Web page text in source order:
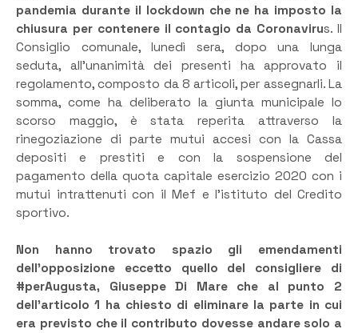
pandemia durante il lockdown che ne ha imposto la
chiusura per contenere il contagio da Coronavirus. Il
Consiglio comunale, lunedì sera, dopo una lunga
seduta, all’unanimità dei presenti ha approvato il
regolamento, composto da 8 articoli, per assegnarli. La
somma, come ha deliberato la giunta municipale lo
scorso maggio, è stata reperita attraverso la
rinegoziazione di parte mutui accesi con la Cassa
depositi e prestiti e con la sospensione del
pagamento della quota capitale esercizio 2020 con i
mutui intrattenuti con il Mef e l’istituto del Credito
sportivo.
Non hanno trovato spazio gli emendamenti
dell’opposizione eccetto quello del consigliere di
#perAugusta, Giuseppe Di Mare che al punto 2
dell’articolo 1 ha chiesto di eliminare la parte in cui
era previsto che il contributo dovesse andare solo a